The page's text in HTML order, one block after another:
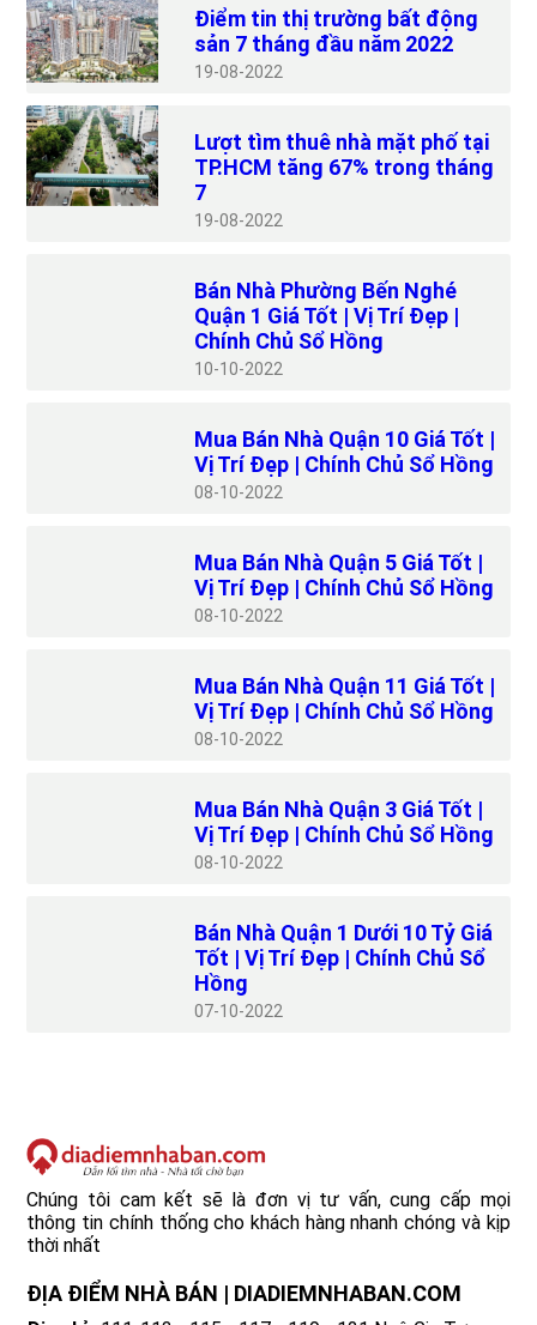
Điểm tin thị trường bất động
sản 7 tháng đầu năm 2022
19 08-2022
Lượt tìm thuê nhà mặt phố tại
TP.HCM tăng 67% trong tháng
7
19 08-2022
Bán Nhà Phường Bến Nghé
Quận 1 Giá Tốt | Vị Trí Đẹp |
Chính Chủ Sổ Hồng
10 10-2022
Mua Bán Nhà Quận 10 Giá Tốt |
Vị Trí Đẹp | Chính Chủ Sổ Hồng
08 10-2022
Mua Bán Nhà Quận 5 Giá Tốt |
Vị Trí Đẹp | Chính Chủ Sổ Hồng
08 10-2022
Mua Bán Nhà Quận 11 Giá Tốt |
Vị Trí Đẹp | Chính Chủ Sổ Hồng
08 10-2022
Mua Bán Nhà Quận 3 Giá Tốt |
Vị Trí Đẹp | Chính Chủ Sổ Hồng
08 10-2022
Bán Nhà Quận 1 Dưới 10 Tỷ Giá
Tốt | Vị Trí Đẹp | Chính Chủ Sổ
Hồng
07 10-2022
Chúng tôi cam kết sẽ là đơn vị tư vấn, cung cấp mọi
thông tin chính thống cho khách hàng nhanh chóng và kịp
thời nhất
ĐỊA ĐIỂM NHÀ BÁN | DIADIEMNHABAN.COM